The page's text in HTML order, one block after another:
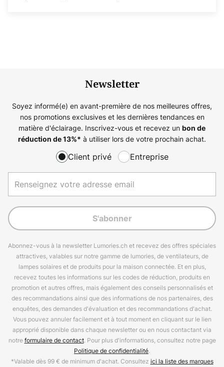
Newsletter
Soyez informé(e) en avant-première de nos meilleures offres,
nos promotions exclusives et les dernières tendances en
matière d'éclairage. Inscrivez-vous et recevez un bon de
réduction de13%* à utiliser lors de votre prochain achat.
Client privé Entreprise
S'abonner
Abonnez-vous à la newsletter Lumories.ch et recevez des offres spéciales
attractives, valables sur notre gamme de lumories, de ventilateurs, de
lampes solaires et de produits pour la maison connectée. Et en plus,
recevez toutes les informations sur les codes de réduction, produits en
promotion et autres offres, mais également des conseils personnalisés et
des recommandations ainsi que des informations de nos partenaires, des
enquêtes, des demandes d'évaluation et des recommandations d'achat.
Vous pouvez annuler facilement et à tout moment en cliquant sur le lien
approprié disponible dans chaque newsletter ou en nous contactant via
notreformulaire de contact. Pour plus d'informations, consultez notre page
Politique de confidentialité.
*Valable dès 99 € de minimum d'achat. Consultez ici la liste des marques